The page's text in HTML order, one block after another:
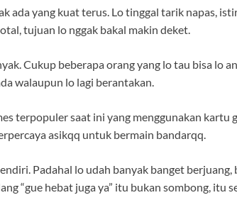
ada yang kuat terus. Lo tinggal tarik napas,
tujuan lo nggak bakal makin deket.
Cukup beberapa orang yang lo tau bisa lo
walaupun lo lagi berantakan.
terpopuler saat ini yang menggunakan kartu
asikqq untuk bermain bandarqq.
Padahal lo udah banyak banget berjuang,
“gue hebat juga ya” itu bukan sombong, itu